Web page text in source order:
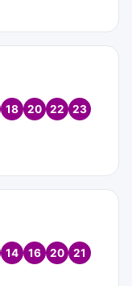
18 20 22
23
14 16 20
21